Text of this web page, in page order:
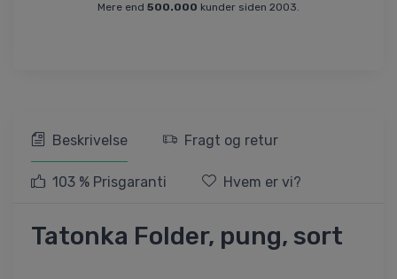
Mere end 500.000 kunder siden 2003.
Beskrivelse Fragt og retur
103 % Prisgaranti Hvem er vi?
Tatonka Folder, pung, sort